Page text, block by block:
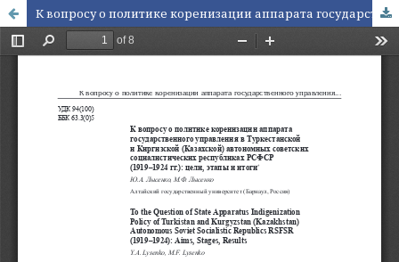
К вопросу о политике коренизации аппарата государственного управления в Туркестанской и Киргизской (Казахской) автономных советских социалистических республиках РСФСР (1919–1924 гг.): цели, этапы и итоги